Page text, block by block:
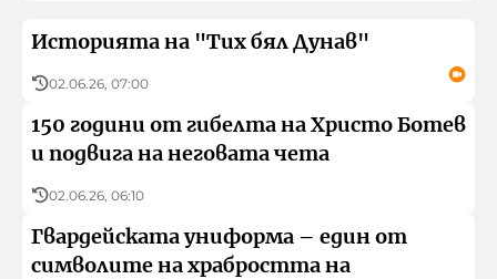
Историята на "Тих бял Дунав"
02.06.26, 07:00
150 години от гибелта на Христо Ботев
и подвига на неговата чета
02.06.26, 06:10
Гвардейската униформа – един от
символите на храбростта на